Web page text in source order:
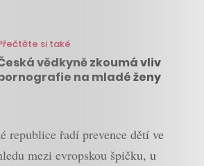
si také
vědkyně zkoumá vliv
na mladé ženy
republice řadí prevence dětí ve
mezi evropskou špičku, u